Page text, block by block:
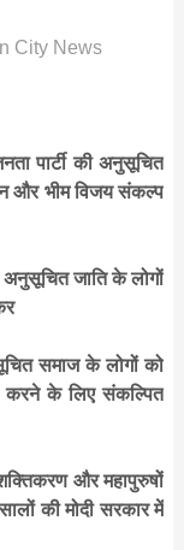
City News
पार्टी की अनुसूचित
और भीम विजय संकल्प
जाति के लोगों
समाज के लोगों को
करने के लिए संकल्पित
और महापुरुषों
की मोदी सरकार में